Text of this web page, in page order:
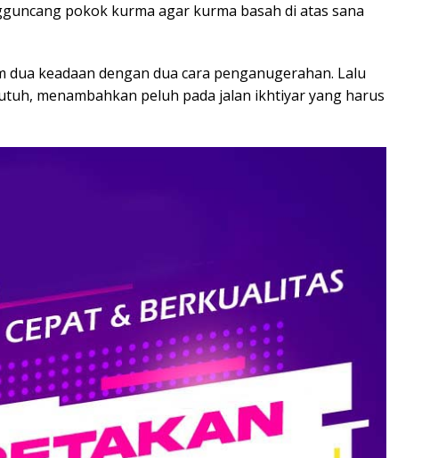
pokok kurma agar kurma basah di atas sana
dua keadaan dengan dua cara penganugerahan. Lalu
menambahkan peluh pada jalan ikhtiyar yang harus